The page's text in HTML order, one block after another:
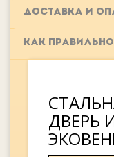
ДОСТАВКА И
КАК
ДВЕРЬ